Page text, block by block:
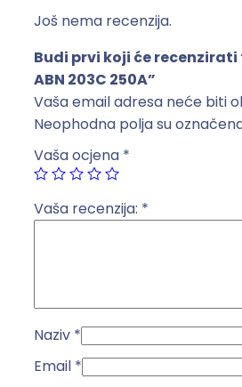
A
B
N
2
0
C
2
5
i
č
Još nema recenzija.
Budi prvi koji će recenzirati
ABN 203C 250A”
Vaša email adresa neće biti
Neophodna polja su
Vaša ocjena *
Vaša recenzija: *
Naziv *
Email *